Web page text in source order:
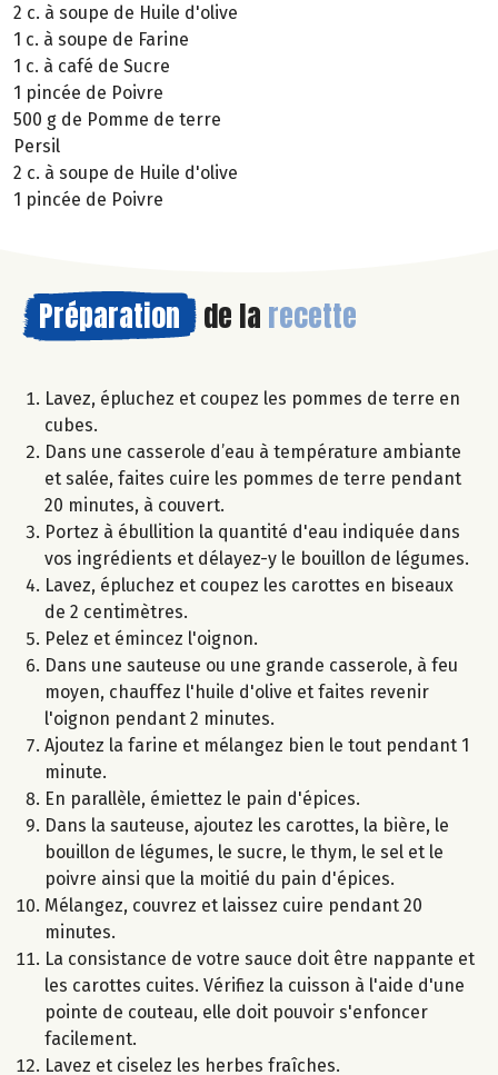
2 c. à soupe de Huile d'olive
1 c. à soupe de Farine
1 c. à café de Sucre
1 pincée de Poivre
500 g de Pomme de terre
Persil
2 c. à soupe de Huile d'olive
1 pincée de Poivre
Préparation de la recette
Lavez, épluchez et coupez les pommes de terre en
cubes.
Dans une casserole d’eau à température ambiante
et salée, faites cuire les pommes de terre pendant
20 minutes, à couvert.
Portez à ébullition la quantité d'eau indiquée dans
vos ingrédients et délayez-y le bouillon de légumes.
Lavez, épluchez et coupez les carottes en biseaux
de 2 centimètres.
Pelez et émincez l'oignon.
Dans une sauteuse ou une grande casserole, à feu
moyen, chauffez l'huile d'olive et faites revenir
l'oignon pendant 2 minutes.
Ajoutez la farine et mélangez bien le tout pendant 1
minute.
En parallèle, émiettez le pain d'épices.
Dans la sauteuse, ajoutez les carottes, la bière, le
bouillon de légumes, le sucre, le thym, le sel et le
poivre ainsi que la moitié du pain d'épices.
Mélangez, couvrez et laissez cuire pendant 20
minutes.
La consistance de votre sauce doit être nappante et
les carottes cuites. Vérifiez la cuisson à l'aide d'une
pointe de couteau, elle doit pouvoir s'enfoncer
facilement.
Lavez et ciselez les herbes fraîches.